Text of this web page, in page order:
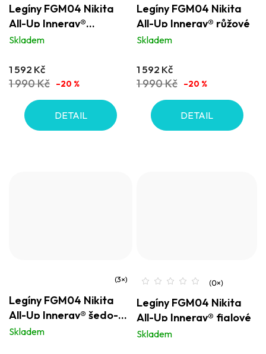
Legíny FGM04 Nikita
All-Up Innergy®
orchidea fialové
Skladem
1 592 Kč
1 990 Kč –20 %
DETAIL
Legíny FGM04 Nikita
All-Up Innergy® růžové
Skladem
1 592 Kč
1 990 Kč –20 %
DETAIL
hodnocení
produktu
je
Legíny FGM04 Nikita
All-Up Innergy® šedo-
zelené
Skladem
Legíny FGM04 Nikita
All-Up Innergy® fialové
Skladem